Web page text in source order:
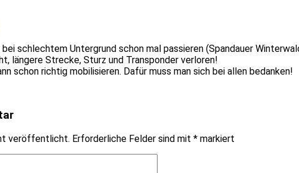
bei schlechtem Untergrund schon mal passieren (Spandauer
längere Strecke, Sturz und Transponder verloren!
schon richtig mobilisieren. Dafür muss man sich bei allen bedanken!
veröffentlicht. Erforderliche Felder sind mit * markiert